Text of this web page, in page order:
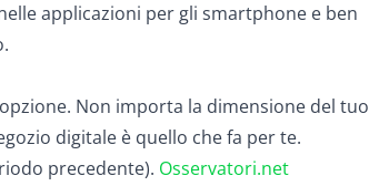
applicazioni per gli smartphone e ben
Non importa la dimensione del tuo
digitale è quello che fa per te.
precedente). Osservatori.net